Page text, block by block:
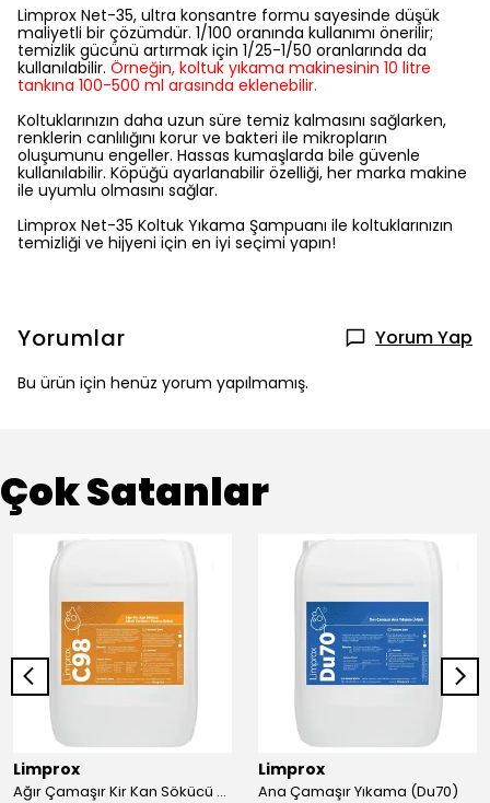
Limprox Net-35, ultra konsantre formu sayesinde düşük
maliyetli bir çözümdür. 1/100 oranında kullanımı önerilir;
temizlik gücünü artırmak için 1/25-1/50 oranlarında da
kullanılabilir. Örneğin, koltuk yıkama makinesinin 10 litre
tankına 100-500 ml arasında eklenebilir.
Koltuklarınızın daha uzun süre temiz kalmasını sağlarken,
renklerin canlılığını korur ve bakteri ile mikropların
oluşumunu engeller. Hassas kumaşlarda bile güvenle
kullanılabilir. Köpüğü ayarlanabilir özelliği, her marka makine
ile uyumlu olmasını sağlar.
Limprox Net-35 Koltuk Yıkama Şampuanı ile koltuklarınızın
temizliği ve hijyeni için en iyi seçimi yapın!
Yorumlar Yorum Yap
Bu ürün için henüz yorum yapılmamış.
Çok Satanlar
Limprox
Ağır Çamaşır Kir Kan Sökücü (C98)
Limprox
Ana Çamaşır Yıkama (Du70)